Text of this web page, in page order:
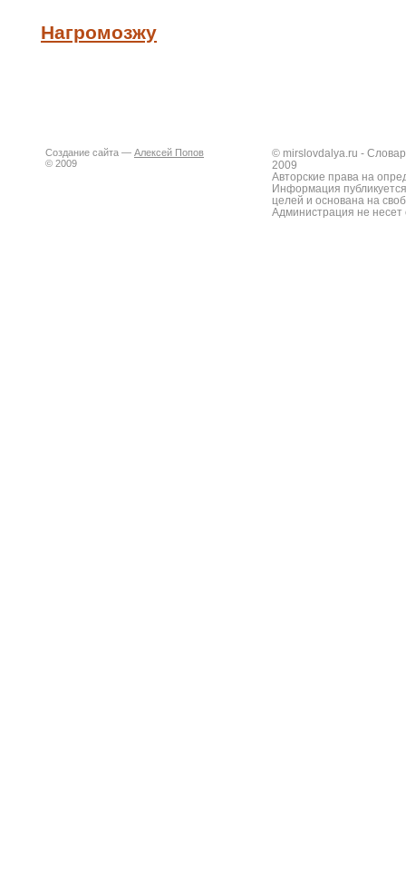
Нагромозжу
Создание сайта — Алексей Попов
© 2009
© mirslovdalya.ru -
2009
Авторские права на
Информация
целей и основана на
Администрация не несет